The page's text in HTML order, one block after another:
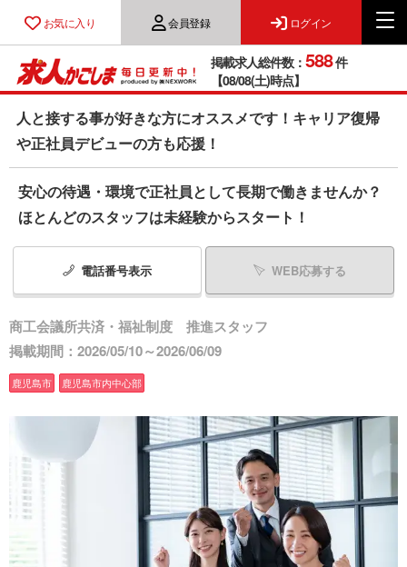
お気に入り 会員登録 ログイン
掲載求人総件数： 588件
【08/08(土)時点】
人と接する事が好きな方にオススメです！キャリア復帰
や正社員デビューの方も応援！
安心の待遇・環境で正社員として長期で働きませんか？
ほとんどのスタッフは未経験からスタート！
電話番号表示 WEB応募する
商工会議所共済・福祉制度 推進スタッフ
掲載期間：2026/05/10～2026/06/09
鹿児島市 鹿児島市内中心部